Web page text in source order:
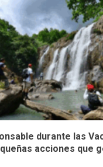
durante las
acciones que